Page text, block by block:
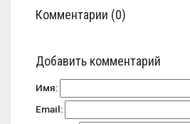
Комментарии (0)
Добавить комментарий
Имя:
Email: